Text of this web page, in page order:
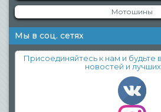
Мотошины
Мы в соц. сетях
Присоединяйтесь к нам и будьте
новостей и